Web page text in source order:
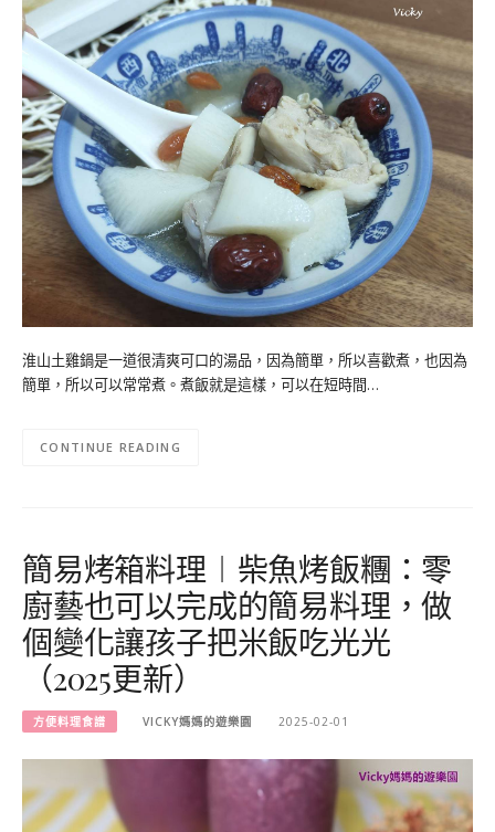
淮山土雞鍋是一道很清爽可口的湯品，因為簡單，所以喜歡煮，也因為
簡單，所以可以常常煮。煮飯就是這樣，可以在短時間…
CONTINUE READING
簡易烤箱料理︱柴魚烤飯糰：零
廚藝也可以完成的簡易料理，做
個變化讓孩子把米飯吃光光
（2025更新）
方便料理食譜 VICKY媽媽的遊樂園 2025-02-01